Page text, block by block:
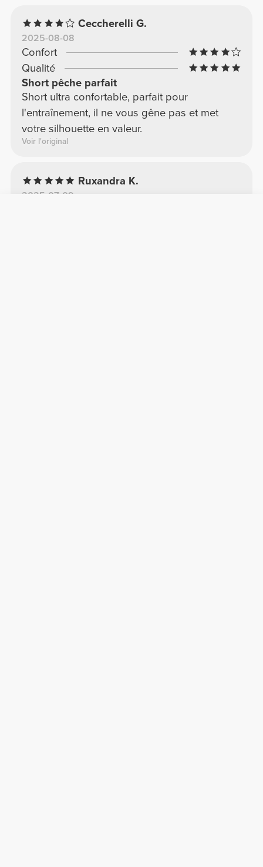
Ceccherelli G.
2025-08-08
Confort
Qualité
Short pêche parfait
Short ultra confortable, parfait pour
l'entraînement, il ne vous gêne pas et met
votre silhouette en valeur.
Voir l'original
Ruxandra K.
2025-07-09